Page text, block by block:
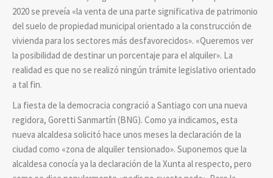
2020 se preveía «la venta de una parte significativa de patrimonio
del suelo de propiedad municipal orientado a la construcción de
vivienda para los sectores más desfavorecidos». «Queremos ver
la posibilidad de destinar un porcentaje para el alquiler». La
realidad es que no se realizó ningún trámite legislativo orientado
a tal fin.
La fiesta de la democracia congració a Santiago con una nueva
regidora, Goretti Sanmartín (BNG). Como ya indicamos, esta
nueva alcaldesa solicitó hace unos meses la declaración de la
ciudad como «zona de alquiler tensionado». Suponemos que la
alcaldesa conocía ya la declaración de la Xunta al respecto, pero